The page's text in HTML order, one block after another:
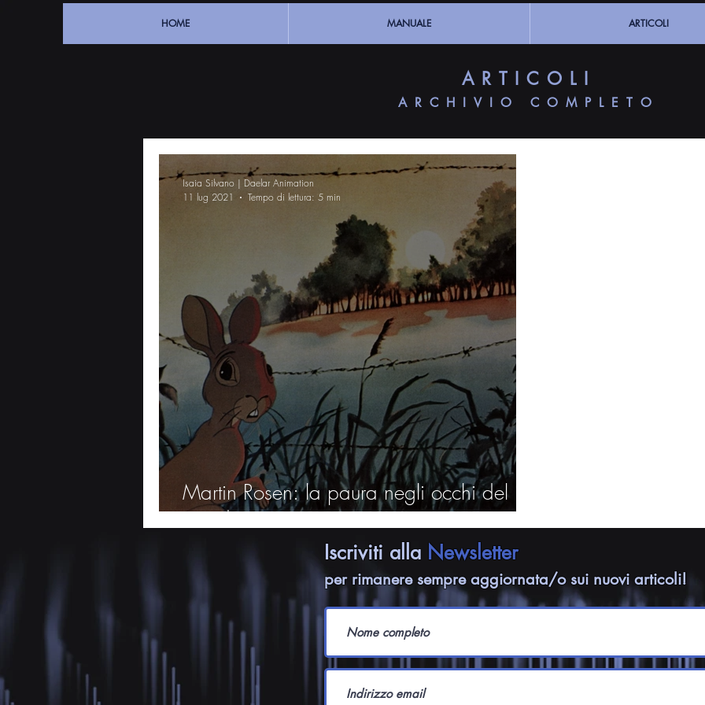
HOME MANUALE ARTICOLI
ARTICOLI
ARCHIVIO COMPLETO
Martin Rosen: la paura negli occhi del
mondo
Isaia Silvano | Daelar Animation
11 lug 2021
Tempo di lettura: 5 min
Iscriviti alla Newsletter
per rimanere sempre aggiornata/o sui nuovi articoli!